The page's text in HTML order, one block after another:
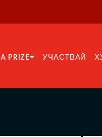
PRIZE УЧАСТВАЙ